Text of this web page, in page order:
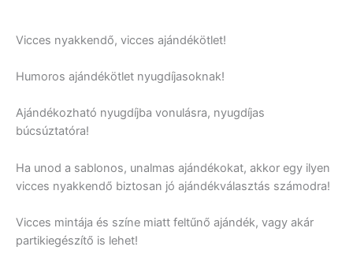
Vicces nyakkendő, vicces ajándékötlet!
Humoros ajándékötlet nyugdíjasoknak!
Ajándékozható nyugdíjba vonulásra, nyugdíjas
búcsúztatóra!
Ha unod a sablonos, unalmas ajándékokat, akkor egy ilyen
vicces nyakkendő biztosan jó ajándékválasztás számodra!
Vicces mintája és színe miatt feltűnő ajándék, vagy akár
partikiegészítő is lehet!